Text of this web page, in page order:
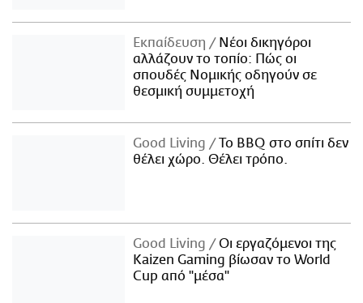
Εκπαίδευση
Νέοι δικηγόροι
αλλάζουν το τοπίο: Πώς οι
σπουδές Νομικής οδηγούν σε
θεσμική συμμετοχή
Good Living
Το BBQ στο σπίτι δεν
θέλει χώρο. Θέλει τρόπο.
Good Living
Οι εργαζόμενοι της
Kaizen Gaming βίωσαν το World
Cup από "μέσα"